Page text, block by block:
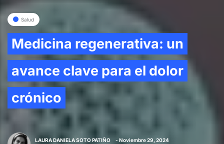
Salud
Medicina regenerativa: un
avance clave para el dolor
crónico
LAURA DANIELA SOTO PATIÑO - Noviembre 29, 2024